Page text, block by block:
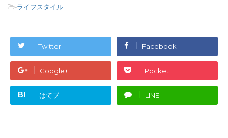
-ライフスタイル
Twitter Facebook
Google+ Pocket
B! はてブ LINE